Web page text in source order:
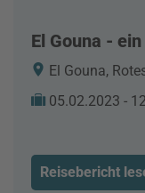
El Gouna -
El Gouna,
05.02.2023 -
Reisebericht